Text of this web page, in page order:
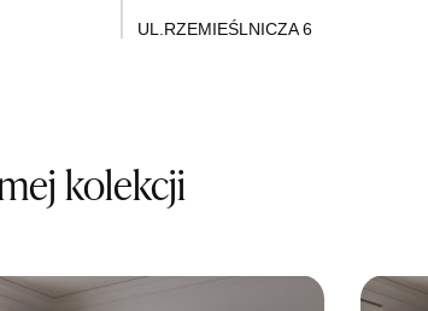
UL.RZEMIEŚLNICZA 6
SALON MEBLOWY M JAK
76-100 SŁAWNO
kolekcji